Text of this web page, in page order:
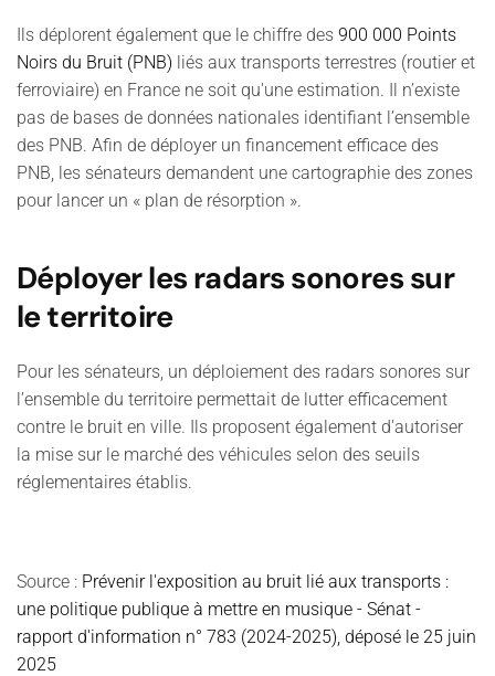
Ils déplorent également que le chiffre des 900 000 Points
Noirs du Bruit (PNB) liés aux transports terrestres (routier et
ferroviaire) en France ne soit qu'une estimation. Il n’existe
pas de bases de données nationales identifiant l’ensemble
des PNB. Afin de déployer un financement efficace des
PNB, les sénateurs demandent une cartographie des zones
pour lancer un « plan de résorption ».
Déployer les radars sonores sur
le territoire
Pour les sénateurs, un déploiement des radars sonores sur
l’ensemble du territoire permettait de lutter efficacement
contre le bruit en ville. Ils proposent également d'autoriser
la mise sur le marché des véhicules selon des seuils
réglementaires établis.
Source : Prévenir l'exposition au bruit lié aux transports :
une politique publique à mettre en musique - Sénat -
rapport d'information n° 783 (2024-2025), déposé le 25 juin
2025